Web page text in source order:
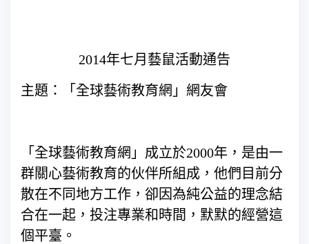
2014年七月藝鼠活動通告
主題：「全球藝術教育網」網友會
「全球藝術教育網」成立於2000年，是由一
群關心藝術教育的伙伴所組成，他們目前分
散在不同地方工作，卻因為純公益的理念結
合在一起，投注專業和時間，默默的經營這
個平臺。